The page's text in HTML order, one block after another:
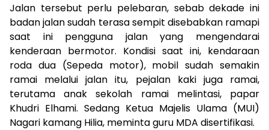
Jalan tersebut perlu pelebaran, sebab dekade ini
badan jalan sudah terasa sempit disebabkan ramapi
saat ini pengguna jalan yang mengendarai
kenderaan bermotor. Kondisi saat ini, kendaraan
roda dua (Sepeda motor), mobil sudah semakin
ramai melalui jalan itu, pejalan kaki juga ramai,
terutama anak sekolah ramai melintasi, papar
Khudri Elhami. Sedang Ketua Majelis Ulama (MUI)
Nagari kamang Hilia, meminta guru MDA disertifikasi.